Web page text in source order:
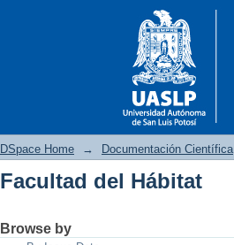
DSpace Home → Documentación Científica
Facultad del Hábitat
Browse by